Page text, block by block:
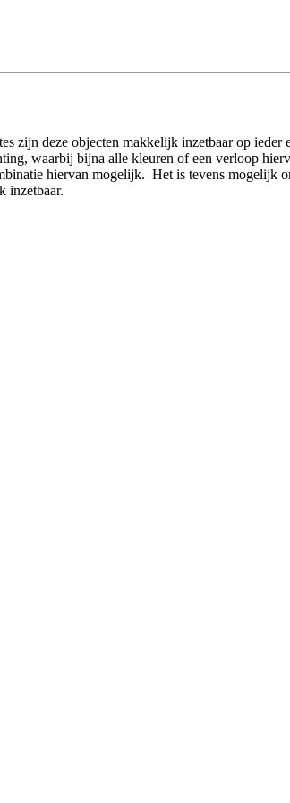
zijn deze objecten makkelijk inzetbaar op ieder
waarbij bijna alle kleuren of een verloop
hiervan mogelijk. Het is tevens mogelijk
inzetbaar.